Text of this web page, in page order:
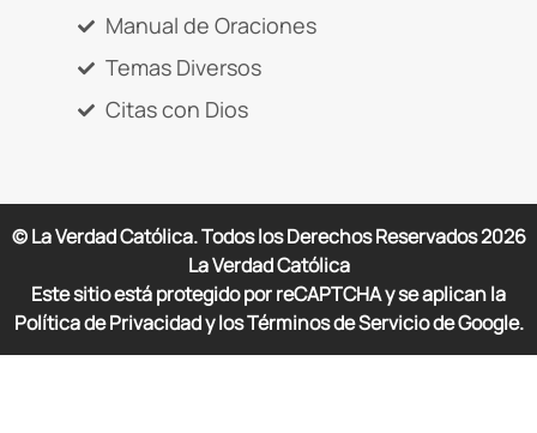
Manual de Oraciones
Temas Diversos
Citas con Dios
© La Verdad Católica. Todos los Derechos Reservados2026
La Verdad Católica
Este sitio está protegido por reCAPTCHA y se aplican la
Política de Privacidad y los Términos de Servicio de Google.